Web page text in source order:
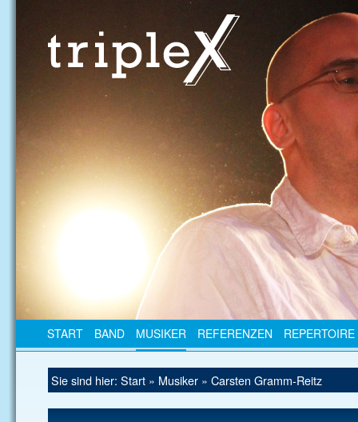
START BAND MUSIKER REFERENZEN
Sie sind hier: Start » Musiker » Carsten Gramm-Reitz